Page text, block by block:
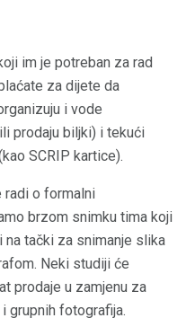
im je potreban za rad
za dijete da
i vode
prodaju biljki) i tekući
SCRIP kartice).
radi o formalni
brzom snimku tima koji
na tački za snimanje slika
Neki studiji će
prodaje u zamjenu za
grupnih fotografija.